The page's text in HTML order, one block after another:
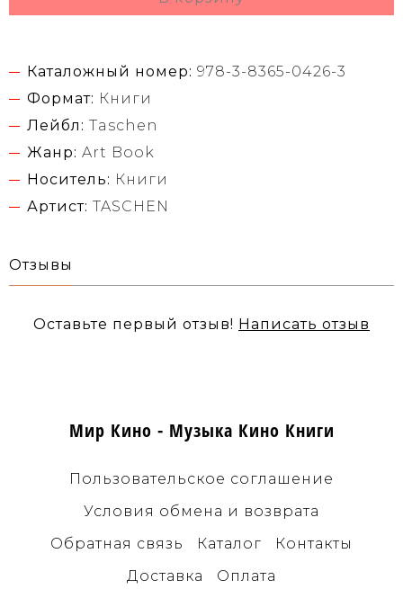
Каталожный номер: 978-3-8365-0426-3
Формат: Книги
Лейбл: Taschen
Жанр: Art Book
Носитель: Книги
Артист: TASCHEN
Отзывы
Оставьте первый отзыв! Написать отзыв
Мир Кино - Музыка Кино Книги
Пользовательское соглашение
Условия обмена и возврата
Обратная связь
Каталог
Контакты
Доставка
Оплата